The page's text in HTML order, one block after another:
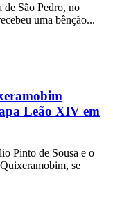
de São Pedro, no
uma bênção...
Leão XIV em
Pinto de Sousa e o
se